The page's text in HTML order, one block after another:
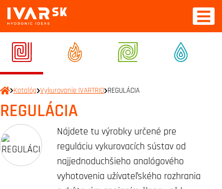
Katalóg Vykurovanie IVARTRIO REGULÁCIA
REGULÁCIA
Nájdete tu výrobky určené pre
reguláciu vykurovacích sústav od
najjednoduchšieho analógového
vyhotovenia užívateľského rozhrania